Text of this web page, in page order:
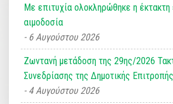
Με επιτυχία ολοκληρώθηκε η έκτακτη
αιμοδοσία
6 Αυγούστου 2026
Ζωντανή μετάδοση της 29ης/2026
Συνεδρίασης της Δημοτικής
4 Αυγούστου 2026